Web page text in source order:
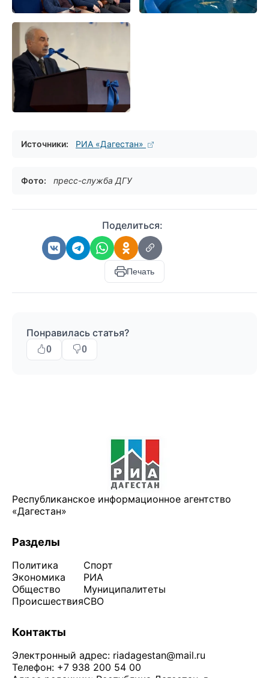
Источники: РИА «Дагестан»
Фото: пресс-служба ДГУ
Поделиться:
Печать
Понравилась статья?
0 0
Республиканское информационное агентство
«Дагестан»
Разделы
Политика
Экономика
Общество
Происшествия
Спорт
РИА
Муниципалитеты
СВО
Контакты
Электронный адрес: riadagestan@mail.ru
Телефон: +7 938 200 54 00